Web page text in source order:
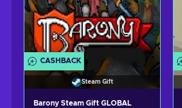
CASHBACK
Steam Gift
Barony Steam Gift GLOBAL